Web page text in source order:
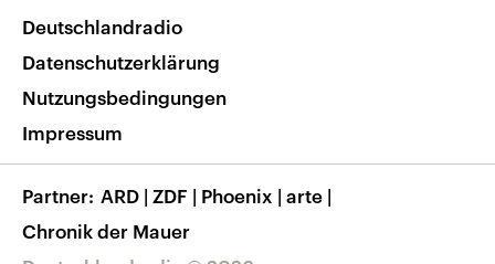
Nachrichten App
Frequenzen
Veranstaltungen
Musikliste
RSS
Barrierefreiheit
Deutschlandradio
Datenschutzerklärung
Nutzungsbedingungen
Impressum
Partner ARD | ZDF | Phoenix | arte |
Chronik der Mauer